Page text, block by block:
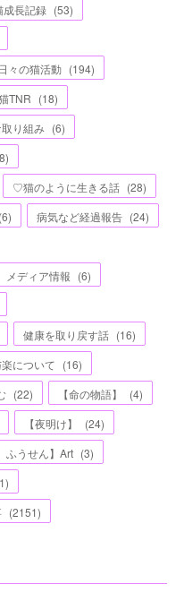
長記録 (53)
々の猫活動 (194)
TNR (18)
り組み (6)
)
♡猫のように生きる話 (28)
(6) 病気など経過報告 (24)
メディア情報 (6)
健康を取り戻す話 (16)
について (16)
(22) 【命の物語】 (4)
【夜明け】 (24)
ふうせん】Art (3)
)
(2151)